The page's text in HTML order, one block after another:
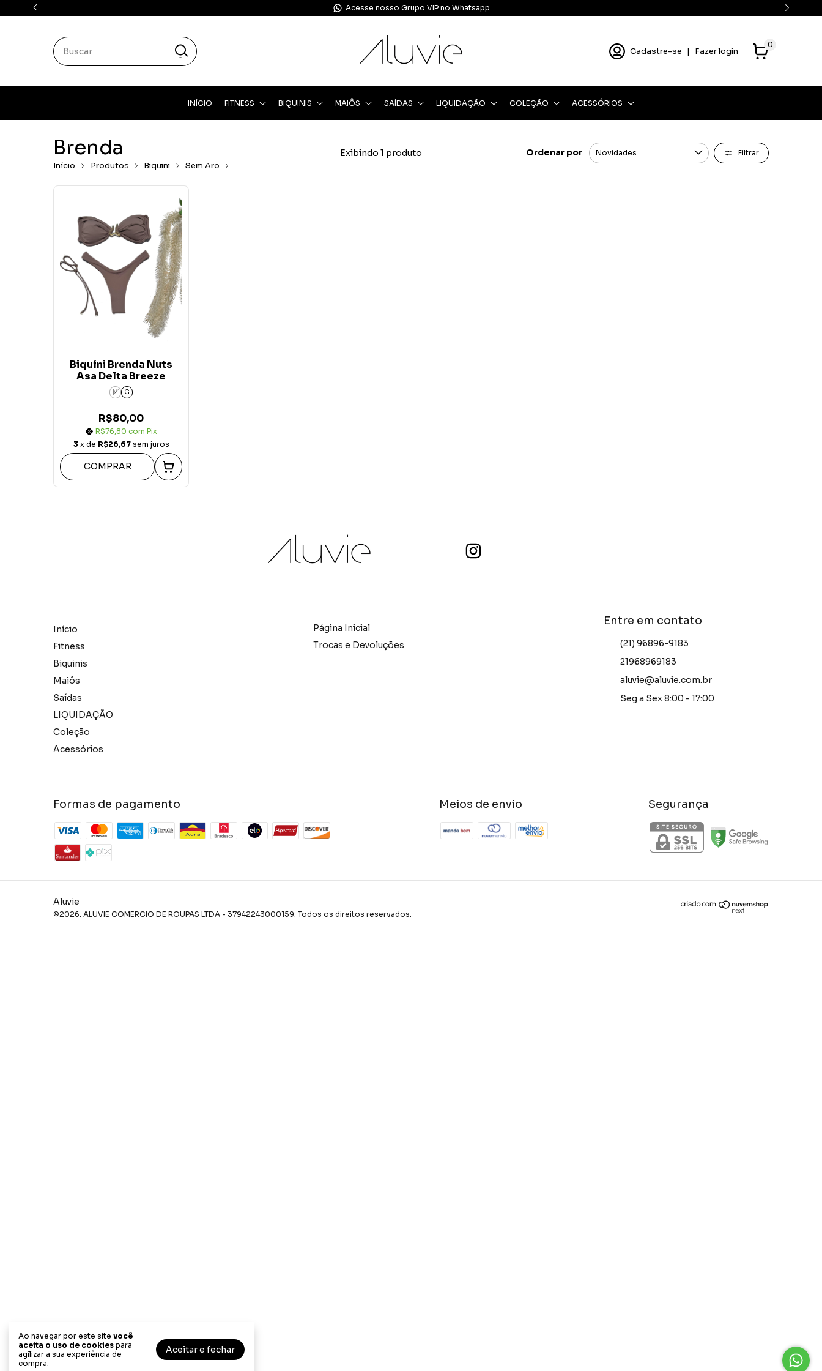
Acesse nosso Grupo VIP no Whatsapp
Cadastre-se | Fazer login
0
INÍCIO FITNESS BIQUINIS MAIÔS SAÍDAS LIQUIDAÇÃO COLEÇÃO ACESSÓRIOS
Ao navegar por este site você
aceita o uso de cookies para
agilizar a sua experiência de
compra.
Aceitar e fechar
Brenda
Início Produtos Biquini Sem Aro
Exibindo 1 produto Ordenar por Filtrar
Biquíni Brenda Nuts
Asa Delta Breeze
M G
R$80,00
R$76,80 com Pix
3 x de R$26,67 sem juros
COMPRAR
Início
Fitness
Biquinis
Maiôs
Saídas
LIQUIDAÇÃO
Coleção
Acessórios
Página Inicial
Trocas e Devoluções
Entre em contato
(21) 96896-9183
21968969183
aluvie@aluvie.com.br
Seg a Sex 8:00 - 17:00
Formas de pagamento Meios de envio Segurança
Aluvie
©2026. ALUVIE COMERCIO DE ROUPAS LTDA - 37942243000159. Todos os direitos reservados.